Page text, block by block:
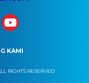
KAMI
RIGHTS RESERVED